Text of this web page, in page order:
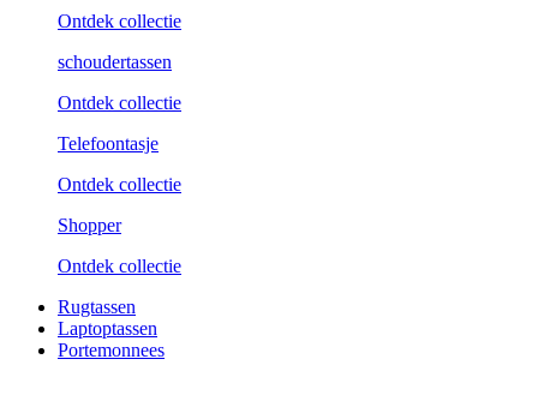
Ontdek collectie
schoudertassen
Ontdek collectie
Telefoontasje
Ontdek collectie
Shopper
Ontdek collectie
Rugtassen
Laptoptassen
Portemonnees